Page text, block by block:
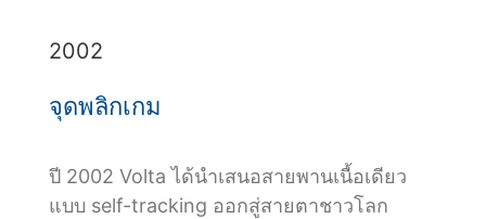
2002
จุดพลิกเกม
ปี 2002 Volta ได้นำเสนอสายพานเนื้อเดียว
แบบ self-tracking ออกสู่สายตาชาวโลก